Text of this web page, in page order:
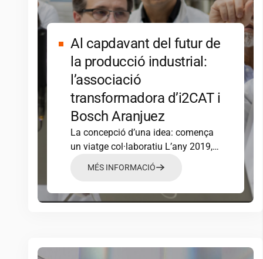
Al capdavant del futur de
la producció industrial:
l’associació
transformadora d’i2CATi
Bosch Aranjuez
La concepció d’una idea: comença
un viatge col·laboratiu L’any 2019,
es va associar amb…
MÉS INFORMACIÓ